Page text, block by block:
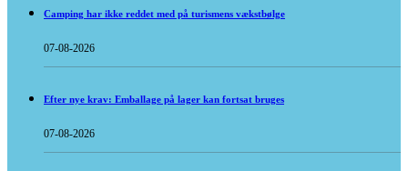
Camping har ikke reddet med på turismens vækstbølge
07-08-2026
Efter nye krav: Emballage på lager kan fortsat bruges
07-08-2026